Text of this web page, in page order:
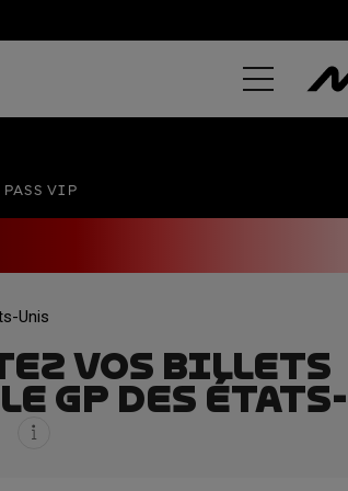
PRIX
PASS VIP
Unis
VOS BILLETS
GP DES ÉTATS-